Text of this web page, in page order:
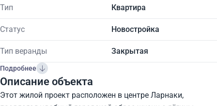
Тип Квартира
Статус Новостройка
Тип веранды Закрытая
Подробнее
Описание объекта
Этот жилой проект расположен в центре Ларнаки,